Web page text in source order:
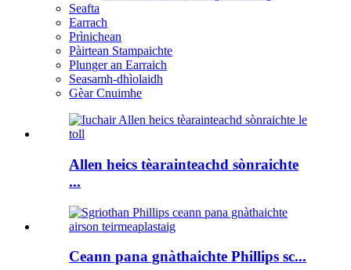
Seafta
Earrach
Prìnichean
Pàirtean Stampaichte
Plunger an Earraich
Seasamh-dhìolaidh
Gèar Cnuimhe
Allen heics tèarainteachd sònraichte
...
Ceann pana gnàthaichte Phillips sc...